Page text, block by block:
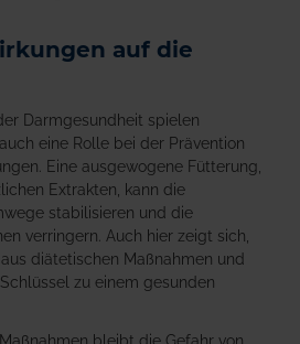
auf die
Darmgesundheit spielen
eine Rolle bei der Prävention
Eine ausgewogene Fütterung,
Extrakten, kann die
stabilisieren und die
verringern. Auch hier zeigt sich,
diätetischen Maßnahmen und
zu einem gesunden